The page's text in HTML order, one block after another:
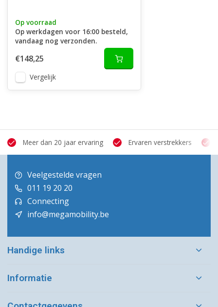
Op voorraad
Op werkdagen voor 16:00 besteld,
vandaag nog verzonden.
€148,25
Vergelijk
Meer dan 20 jaar ervaring Ervaren verstrekkers
Veelgestelde vragen
011 19 20 20
Connecting
info@megamobility.be
Handige links
Informatie